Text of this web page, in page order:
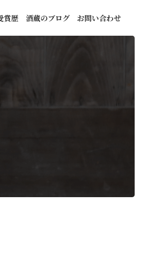
賞歴 酒蔵のブログ お問い合わせ